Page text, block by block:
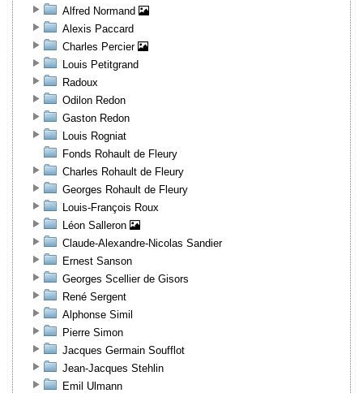
Alfred Normand
Alexis Paccard
Charles Percier
Louis Petitgrand
Radoux
Odilon Redon
Gaston Redon
Louis Rogniat
Fonds Rohault de Fleury
Charles Rohault de Fleury
Georges Rohault de Fleury
Louis-François Roux
Léon Salleron
Claude-Alexandre-Nicolas Sandier
Ernest Sanson
Georges Scellier de Gisors
René Sergent
Alphonse Simil
Pierre Simon
Jacques Germain Soufflot
Jean-Jacques Stehlin
Emil Ulmann